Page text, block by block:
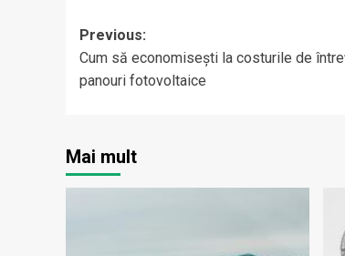
Post
navigation
Previous:
Cum să economisești la costurile de
panouri fotovoltaice
Mai mult